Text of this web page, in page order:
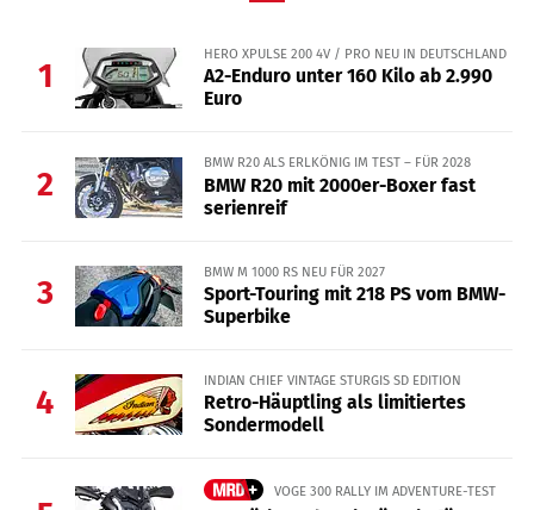
1
HERO XPULSE 200 4V / PRO NEU IN DEUTSCHLAND
A2-Enduro unter 160 Kilo ab 2.990
Euro
2
BMW R20 ALS ERLKÖNIG IM TEST – FÜR 2028
BMW R20 mit 2000er-Boxer fast
serienreif
3
BMW M 1000 RS NEU FÜR 2027
Sport-Touring mit 218 PS vom BMW-
Superbike
4
INDIAN CHIEF VINTAGE STURGIS SD EDITION
Retro-Häuptling als limitiertes
Sondermodell
VOGE 300 RALLY IM ADVENTURE-TEST